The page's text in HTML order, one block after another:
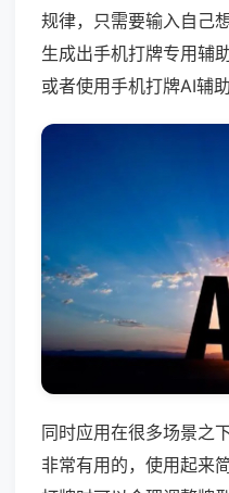
规律，只需要输入自己
生成出手机打牌专用辅
或者使用手机打牌AI辅
同时应用在很多场景之
非常有用的，使用起来